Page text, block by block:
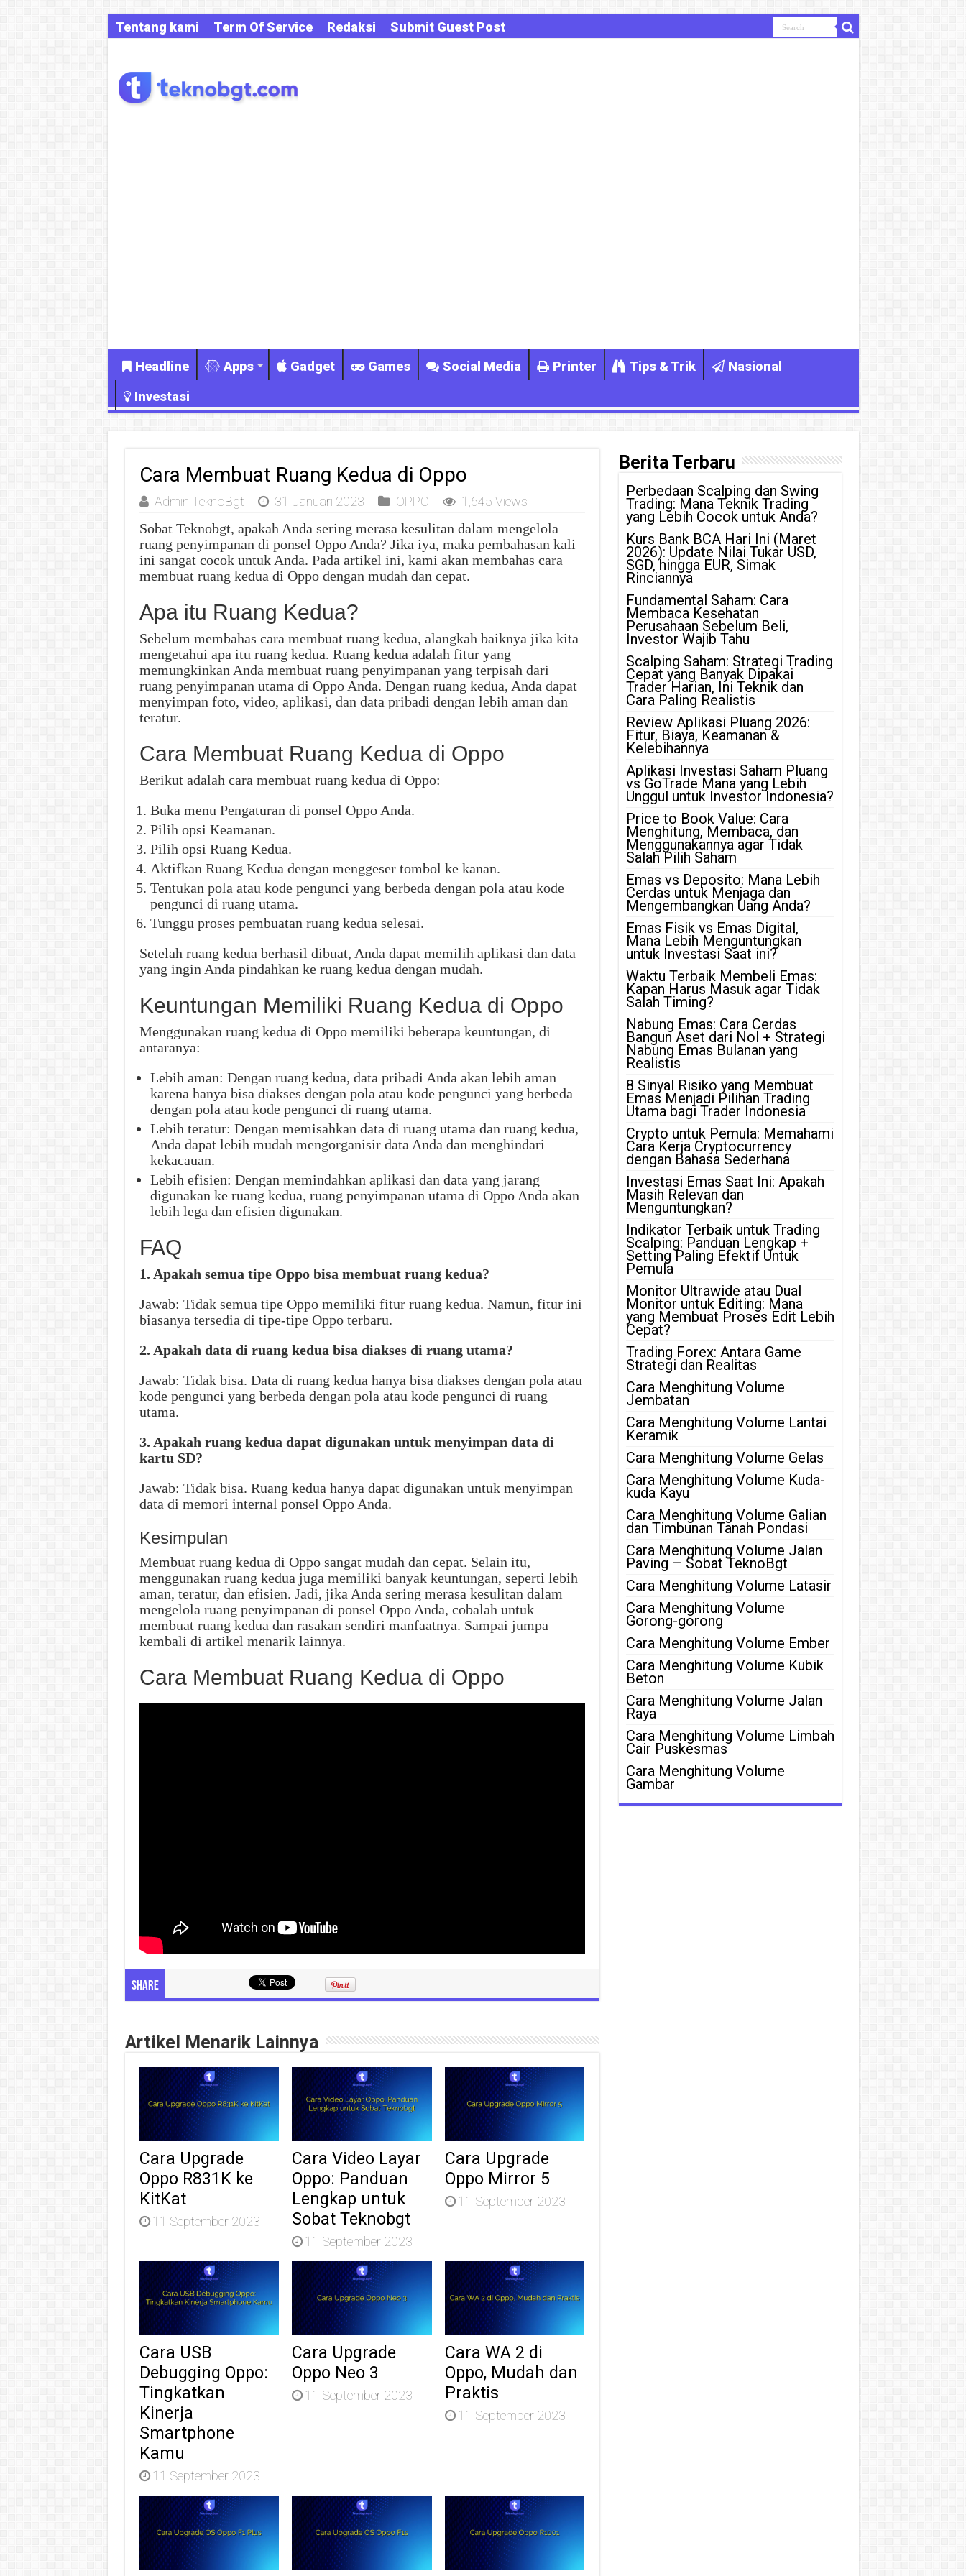
Tentang kami Term Of Service Redaksi Submit Guest Post
Headline Apps Gadget Games Social Media Printer Tips & Trik
Nasional
Investasi
Cara Membuat Ruang Kedua di Oppo
Admin TeknoBgt 31 Januari 2023 OPPO 1,645 Views
Sobat Teknobgt, apakah Anda sering merasa kesulitan dalam mengelola
ruang penyimpanan di ponsel Oppo Anda? Jika iya, maka pembahasan kali
ini sangat cocok untuk Anda. Pada artikel ini, kami akan membahas cara
membuat ruang kedua di Oppo dengan mudah dan cepat.
Apa itu Ruang Kedua?
Sebelum membahas cara membuat ruang kedua, alangkah baiknya jika kita
mengetahui apa itu ruang kedua. Ruang kedua adalah fitur yang
memungkinkan Anda membuat ruang penyimpanan yang terpisah dari
ruang penyimpanan utama di Oppo Anda. Dengan ruang kedua, Anda dapat
menyimpan foto, video, aplikasi, dan data pribadi dengan lebih aman dan
teratur.
Cara Membuat Ruang Kedua di Oppo
Berikut adalah cara membuat ruang kedua di Oppo:
Buka menu Pengaturan di ponsel Oppo Anda.
Pilih opsi Keamanan.
Pilih opsi Ruang Kedua.
Aktifkan Ruang Kedua dengan menggeser tombol ke kanan.
Tentukan pola atau kode pengunci yang berbeda dengan pola atau kode
pengunci di ruang utama.
Tunggu proses pembuatan ruang kedua selesai.
Setelah ruang kedua berhasil dibuat, Anda dapat memilih aplikasi dan data
yang ingin Anda pindahkan ke ruang kedua dengan mudah.
Keuntungan Memiliki Ruang Kedua di Oppo
Menggunakan ruang kedua di Oppo memiliki beberapa keuntungan, di
antaranya:
Lebih aman: Dengan ruang kedua, data pribadi Anda akan lebih aman
karena hanya bisa diakses dengan pola atau kode pengunci yang berbeda
dengan pola atau kode pengunci di ruang utama.
Lebih teratur: Dengan memisahkan data di ruang utama dan ruang kedua,
Anda dapat lebih mudah mengorganisir data Anda dan menghindari
kekacauan.
Lebih efisien: Dengan memindahkan aplikasi dan data yang jarang
digunakan ke ruang kedua, ruang penyimpanan utama di Oppo Anda akan
lebih lega dan efisien digunakan.
FAQ
1. Apakah semua tipe Oppo bisa membuat ruang kedua?
Jawab: Tidak semua tipe Oppo memiliki fitur ruang kedua. Namun, fitur ini
biasanya tersedia di tipe-tipe Oppo terbaru.
2. Apakah data di ruang kedua bisa diakses di ruang utama?
Jawab: Tidak bisa. Data di ruang kedua hanya bisa diakses dengan pola atau
kode pengunci yang berbeda dengan pola atau kode pengunci di ruang
utama.
3. Apakah ruang kedua dapat digunakan untuk menyimpan data di
kartu SD?
Jawab: Tidak bisa. Ruang kedua hanya dapat digunakan untuk menyimpan
data di memori internal ponsel Oppo Anda.
Kesimpulan
Membuat ruang kedua di Oppo sangat mudah dan cepat. Selain itu,
menggunakan ruang kedua juga memiliki banyak keuntungan, seperti lebih
aman, teratur, dan efisien. Jadi, jika Anda sering merasa kesulitan dalam
mengelola ruang penyimpanan di ponsel Oppo Anda, cobalah untuk
membuat ruang kedua dan rasakan sendiri manfaatnya. Sampai jumpa
kembali di artikel menarik lainnya.
Cara Membuat Ruang Kedua di Oppo
Share
Artikel Menarik Lainnya
Cara Upgrade
Oppo R831K ke
KitKat
11 September 2023
Cara Video Layar
Oppo: Panduan
Lengkap untuk
Sobat Teknobgt
11 September 2023
Cara Upgrade
Oppo Mirror 5
11 September 2023
Cara USB
Debugging Oppo:
Tingkatkan
Kinerja
Smartphone
Kamu
11 September 2023
Cara Upgrade
Oppo Neo 3
11 September 2023
Cara WA 2 di
Oppo, Mudah dan
Praktis
11 September 2023
Berita Terbaru
Perbedaan Scalping dan Swing
Trading: Mana Teknik Trading
yang Lebih Cocok untuk Anda?
Kurs Bank BCA Hari Ini (Maret
2026): Update Nilai Tukar USD,
SGD, hingga EUR, Simak
Rinciannya
Fundamental Saham: Cara
Membaca Kesehatan
Perusahaan Sebelum Beli,
Investor Wajib Tahu
Scalping Saham: Strategi Trading
Cepat yang Banyak Dipakai
Trader Harian, Ini Teknik dan
Cara Paling Realistis
Review Aplikasi Pluang 2026:
Fitur, Biaya, Keamanan &
Kelebihannya
Aplikasi Investasi Saham Pluang
vs GoTrade Mana yang Lebih
Unggul untuk Investor Indonesia?
Price to Book Value: Cara
Menghitung, Membaca, dan
Menggunakannya agar Tidak
Salah Pilih Saham
Emas vs Deposito: Mana Lebih
Cerdas untuk Menjaga dan
Mengembangkan Uang Anda?
Emas Fisik vs Emas Digital,
Mana Lebih Menguntungkan
untuk Investasi Saat ini?
Waktu Terbaik Membeli Emas:
Kapan Harus Masuk agar Tidak
Salah Timing?
Nabung Emas: Cara Cerdas
Bangun Aset dari Nol + Strategi
Nabung Emas Bulanan yang
Realistis
8 Sinyal Risiko yang Membuat
Emas Menjadi Pilihan Trading
Utama bagi Trader Indonesia
Crypto untuk Pemula: Memahami
Cara Kerja Cryptocurrency
dengan Bahasa Sederhana
Investasi Emas Saat Ini: Apakah
Masih Relevan dan
Menguntungkan?
Indikator Terbaik untuk Trading
Scalping: Panduan Lengkap +
Setting Paling Efektif Untuk
Pemula
Monitor Ultrawide atau Dual
Monitor untuk Editing: Mana
yang Membuat Proses Edit Lebih
Cepat?
Trading Forex: Antara Game
Strategi dan Realitas
Cara Menghitung Volume
Jembatan
Cara Menghitung Volume Lantai
Keramik
Cara Menghitung Volume Gelas
Cara Menghitung Volume Kuda-
kuda Kayu
Cara Menghitung Volume Galian
dan Timbunan Tanah Pondasi
Cara Menghitung Volume Jalan
Paving – Sobat TeknoBgt
Cara Menghitung Volume Latasir
Cara Menghitung Volume
Gorong-gorong
Cara Menghitung Volume Ember
Cara Menghitung Volume Kubik
Beton
Cara Menghitung Volume Jalan
Raya
Cara Menghitung Volume Limbah
Cair Puskesmas
Cara Menghitung Volume
Gambar